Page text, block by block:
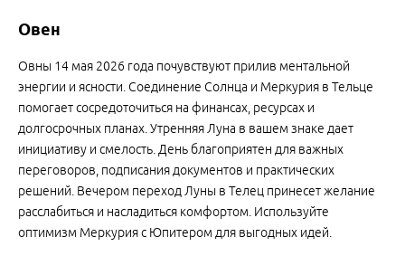
Овен
Овны 14 мая 2026 года почувствуют прилив ментальной
энергии и ясности. Соединение Солнца и Меркурия в Тельце
помогает сосредоточиться на финансах, ресурсах и
долгосрочных планах. Утренняя Луна в вашем знаке дает
инициативу и смелость. День благоприятен для важных
переговоров, подписания документов и практических
решений. Вечером переход Луны в Телец принесет желание
расслабиться и насладиться комфортом. Используйте
оптимизм Меркурия с Юпитером для выгодных идей.